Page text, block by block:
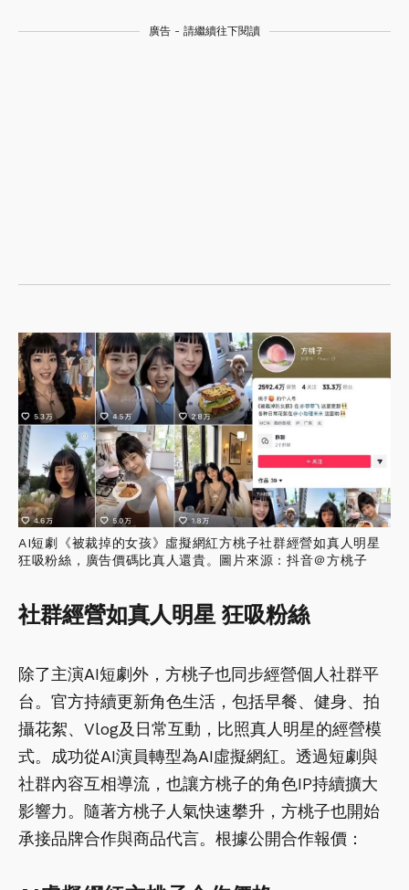
廣告 - 請繼續往下閱讀
AI短劇《被裁掉的女孩》虛擬網紅方桃子社群經營如真人明星
狂吸粉絲，廣告價碼比真人還貴。圖片來源：抖音＠方桃子
社群經營如真人明星 狂吸粉絲
除了主演AI短劇外，方桃子也同步經營個人社群平
台。官方持續更新角色生活，包括早餐、健身、拍
攝花絮、Vlog及日常互動，比照真人明星的經營模
式。成功從AI演員轉型為AI虛擬網紅。透過短劇與
社群內容互相導流，也讓方桃子的角色IP持續擴大
影響力。隨著方桃子人氣快速攀升，方桃子也開始
承接品牌合作與商品代言。根據公開合作報價：